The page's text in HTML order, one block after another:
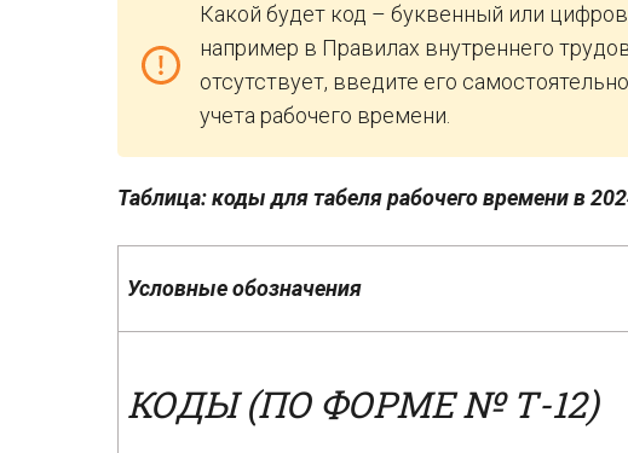
Какой будет код – буквенный или
например в Правилах внутреннего
отсутствует, введите его
учета рабочего времени.
Таблица: коды для табеля рабочего времени в
Условные обозначения
КОДЫ (ПО ФОРМЕ № Т-12)